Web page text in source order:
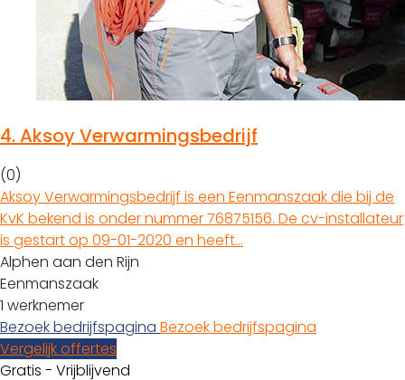
4.Aksoy Verwarmingsbedrijf
(0)
Aksoy Verwarmingsbedrijf is een Eenmanszaak die bij de
KvK bekend is onder nummer 76875156. De cv-installateur
is gestart op 09-01-2020 en heeft…
Alphen aan den Rijn
Eenmanszaak
1 werknemer
Bezoek bedrijfspagina Bezoek bedrijfspagina
Vergelijk offertes
Gratis - Vrijblijvend